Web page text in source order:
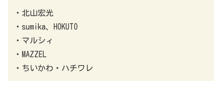
・北山宏光
・sumika、HOKUTO
・マルシィ
・MAZZEL
・ちいかわ・ハチワレ